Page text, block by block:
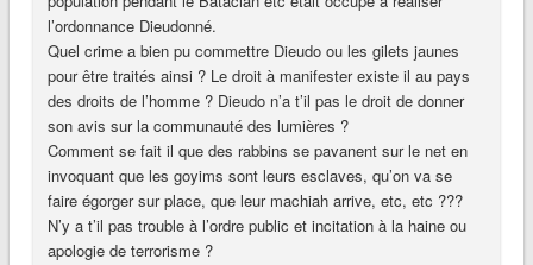
l’ordonnance Dieudonné.
Quel crime a bien pu commettre Dieudo ou les gilets jaunes
pour être traités ainsi ? Le droit à manifester existe il au pays
des droits de l’homme ? Dieudo n’a t’il pas le droit de donner
son avis sur la communauté des lumières ?
Comment se fait il que des rabbins se pavanent sur le net en
invoquant que les goyims sont leurs esclaves, qu’on va se
faire égorger sur place, que leur machiah arrive, etc, etc ???
N’y a t’il pas trouble à l’ordre public et incitation à la haine ou
apologie de terrorisme ?